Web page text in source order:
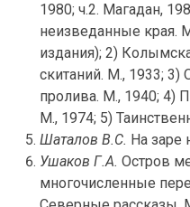
1980; ч.2. Магадан,
неизведанные края.
издания); 2)
скитаний. М., 1933; 3)
пролива. М., 1940; 4)
М., 1974; 5)
Шаталов В.С. На заре
Ушаков Г.А. Остров
многочисленные